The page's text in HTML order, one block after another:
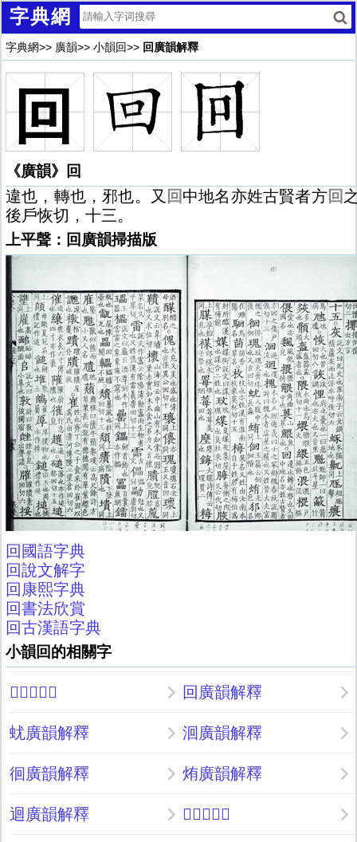
字典網
字典網>> 廣韻>> 小韻回>> 回廣韻解釋
回
《廣韻》回
違也，轉也，邪也。又 回 中地名亦姓古賢者方回
後戶恢切，十三。
上平聲：回廣韻掃描版
回國語字典
回說文解字
回康熙字典
回書法欣賞
回古漢語字典
小韻回的相關字
𩢱廣韻解釋 回廣韻解釋
蚘廣韻解釋 洄廣韻解釋
徊廣韻解釋 烠廣韻解釋
迴廣韻解釋 𤜡廣韻解釋